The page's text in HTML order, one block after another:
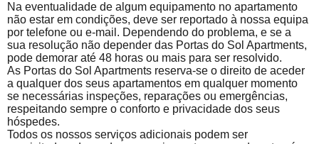
Na eventualidade de algum equipamento no apartamento
não estar em condições, deve ser reportado à nossa equipa
por telefone ou e-mail. Dependendo do problema, e se a
sua resolução não depender das Portas do Sol Apartments,
pode demorar até 48 horas ou mais para ser resolvido.
As Portas do Sol Apartments reserva-se o direito de aceder
a qualquer dos seus apartamentos em qualquer momento
se necessárias inspeções, reparações ou emergências,
respeitando sempre o conforto e privacidade dos seus
hóspedes.
Todos os nossos serviços adicionais podem ser